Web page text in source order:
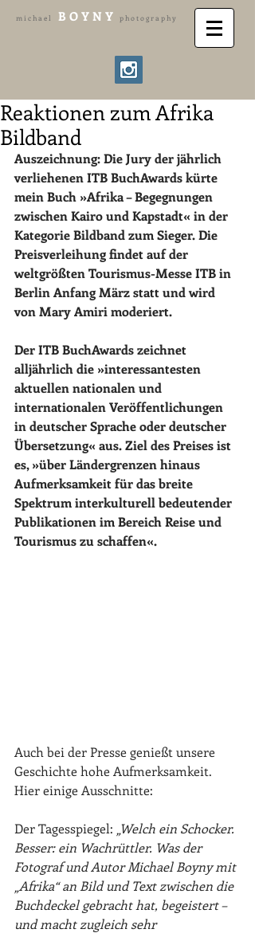
m i c h a e l B O Y N Y p h o t o g r a p h y
Reaktionen zum Afrika
Bildband
Auszeichnung: Die Jury der jährlich
verliehenen ITB BuchAwards kürte
mein Buch »Afrika – Begegnungen
zwischen Kairo und Kapstadt« in der
Kategorie Bildband zum Sieger. Die
Preisverleihung findet auf der
weltgrößten Tourismus-Messe ITB in
Berlin Anfang März statt und wird
von Mary Amiri moderiert.
Der ITB BuchAwards zeichnet
alljährlich die »interessantesten
aktuellen nationalen und
internationalen Veröffentlichungen
in deutscher Sprache oder deutscher
Übersetzung« aus. Ziel des Preises ist
es, »über Ländergrenzen hinaus
Aufmerksamkeit für das breite
Spektrum interkulturell bedeutender
Publikationen im Bereich Reise und
Tourismus zu schaffen«.
Auch bei der Presse genießt unsere
Geschichte hohe Aufmerksamkeit.
Hier einige Ausschnitte:
Der Tagesspiegel: „Welch ein Schocker.
Besser: ein Wachrüttler. Was der
Fotograf und Autor Michael Boyny mit
„Afrika“ an Bild und Text zwischen die
Buchdeckel gebracht hat, begeistert –
und macht zugleich sehr